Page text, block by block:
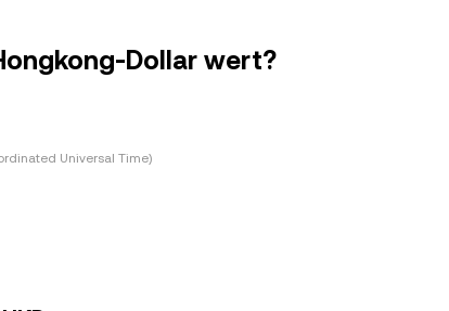
Dollar wert?
Universal Time)